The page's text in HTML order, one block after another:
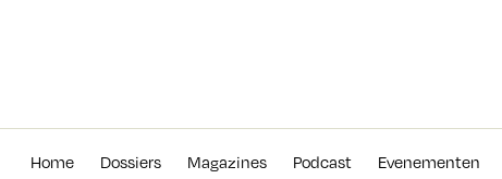
Home Dossiers Magazines Podcast Evenementen